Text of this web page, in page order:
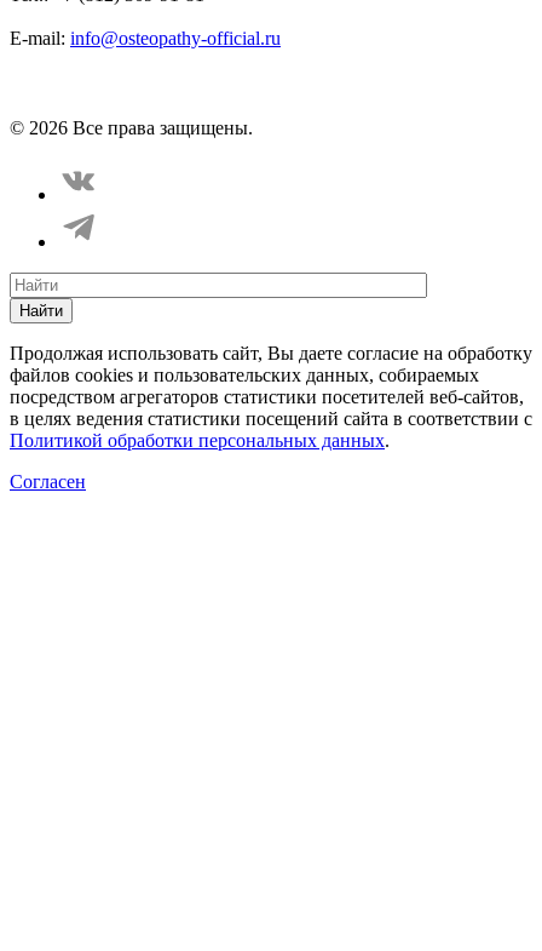
E-mail: info@osteopathy-official.ru
© 2026 Все права защищены.
Найти
Продолжая использовать сайт, Вы даете согласие на обработку
файлов cookies и пользовательских данных, собираемых
посредством агрегаторов статистики посетителей веб-сайтов,
в целях ведения статистики посещений сайта в соответствии с
Политикой обработки персональных данных.
Согласен